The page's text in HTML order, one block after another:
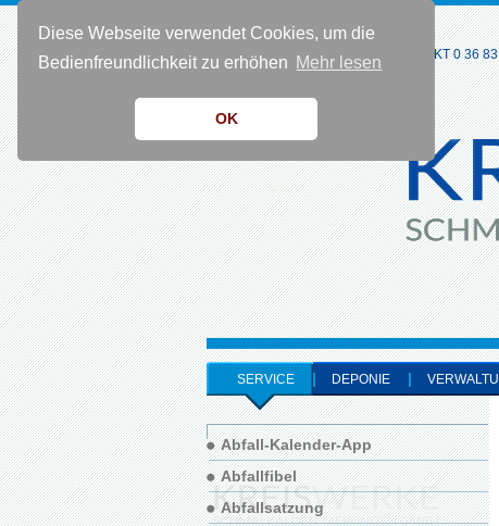
Diese Webseite verwendet Cookies, um die
Bedienfreundlichkeit zu erhöhen Mehr lesen
OK
KONTAKT 0 36
SERVICE DEPONIE
Abfall-Kalender-App
Abfallfibel
Abfallsatzung